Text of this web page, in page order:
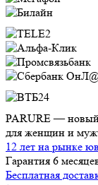
PARURE — новый
для женщин и
12 лет на рынке
Гарантия 6
Бесплатная